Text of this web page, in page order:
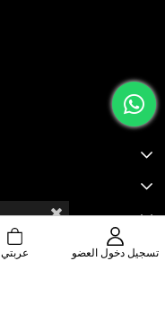
عربتي تسجيل دخول العضو